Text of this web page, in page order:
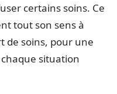
certains soins. Ce
tout son sens à
de soins, pour une
situation